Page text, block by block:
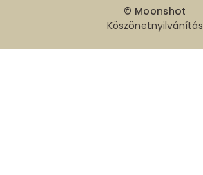
© Moonshot
Köszönetnyilvánítás